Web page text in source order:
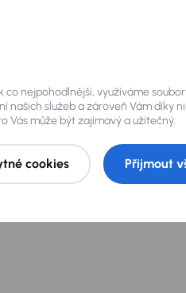
AURES
co nejpohodlnější, využíváme
našich služeb a zároveň Vám díky
Vás může být zajímavý a užitečný.
cookies Přijmout